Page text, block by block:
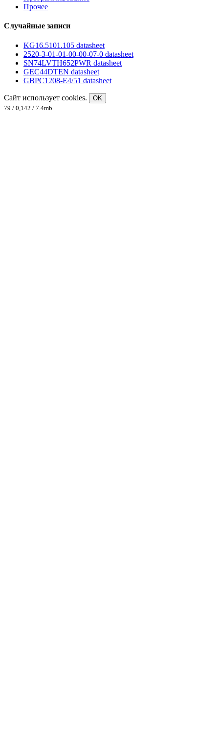
Прочее
Случайные записи
KG16.5101.105 datasheet
2520-3-01-01-00-00-07-0 datasheet
SN74LVTH652PWR datasheet
GEC44DTEN datasheet
GBPC1208-E4/51 datasheet
Сайт использует cookies.
OK
79 / 0,142 / 7.4mb